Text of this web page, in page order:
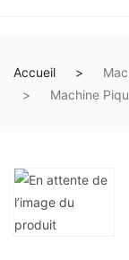
Accueil
Machine